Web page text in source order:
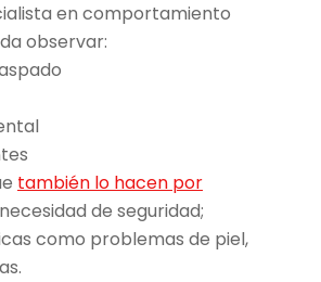
en comportamiento
observar:
también lo hacen por
necesidad de seguridad;
como problemas de piel,